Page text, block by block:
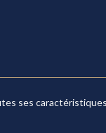
ses